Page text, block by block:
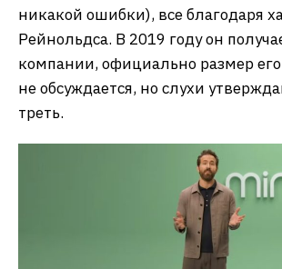
никакой ошибки), все благодаря
Рейнольдса. В 2019 году он
компании, официально размер
не обсуждается, но слухи
треть.